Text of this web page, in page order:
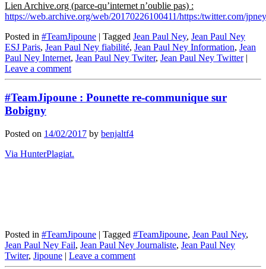
Lien Archive.org (parce-qu’internet n’oublie pas) :
https://web.archive.org/web/20170226100411/https:/twitter.com/
Posted in #TeamJipoune | Tagged Jean Paul Ney, Jean Paul Ney
ESJ Paris, Jean Paul Ney fiabilité, Jean Paul Ney Information, Jean
Paul Ney Internet, Jean Paul Ney Twiter, Jean Paul Ney Twitter |
Leave a comment
#TeamJipoune : Pounette re-communique sur
Bobigny
Posted on 14/02/2017 by benjaltf4
Via HunterPlagiat.
Posted in #TeamJipoune | Tagged #TeamJipoune, Jean Paul Ney,
Jean Paul Ney Fail, Jean Paul Ney Journaliste, Jean Paul Ney
Twiter, Jipoune | Leave a comment